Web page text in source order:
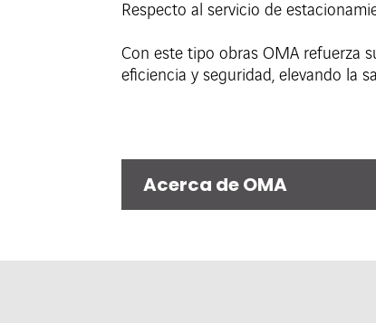
Respecto al servicio de
Con este tipo obras OMA refuerza
eficiencia y seguridad, elevando la
Acerca de OMA